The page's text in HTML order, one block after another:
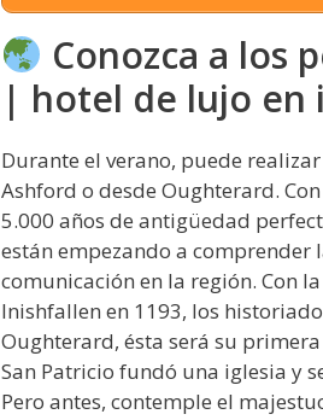
Conozca a los
| hotel de lujo en
Durante el verano, puede
Ashford o desde Oughterard.
5.000 años de antigüedad
están empezando a
comunicación en la región. Con
Inishfallen en 1193, los
Oughterard, ésta será su
San Patricio fundó una iglesia y
Pero antes, contemple el